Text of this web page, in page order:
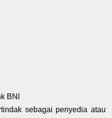
BNI
sebagai penyedia atau